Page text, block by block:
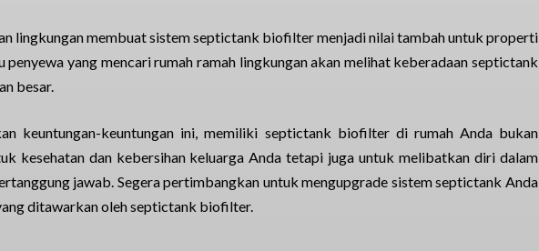
lingkungan membuat sistem septictank biofilter menjadi nilai tambah untuk properti
penyewa yang mencari rumah ramah lingkungan akan melihat keberadaan septictank
besar.
keuntungan-keuntungan ini, memiliki septictank biofilter di rumah Anda bukan
kesehatan dan kebersihan keluarga Anda tetapi juga untuk melibatkan diri dalam
jawab. Segera pertimbangkan untuk mengupgrade sistem septictank Anda
ditawarkan oleh septictank biofilter.